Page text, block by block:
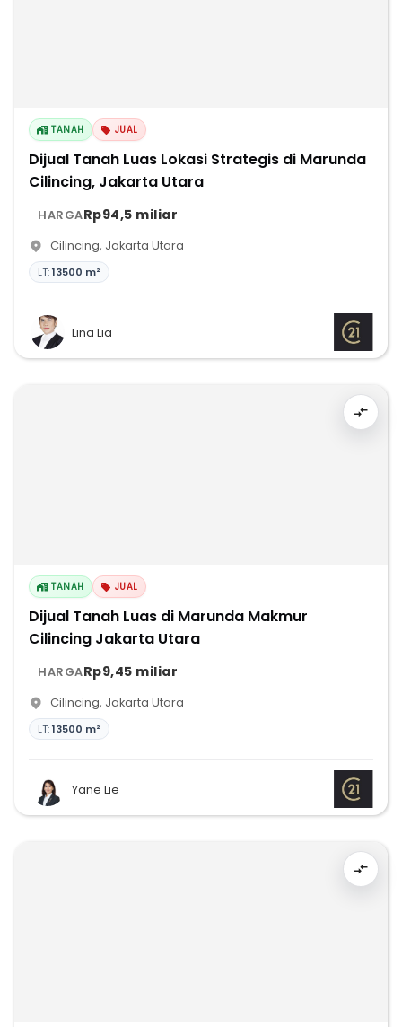
TANAH JUAL
Dijual Tanah Luas Lokasi Strategis di Marunda
Cilincing, Jakarta Utara
HARGARp94,5 miliar
Cilincing, Jakarta Utara
LT:13500 m²
Lina Lia
TANAH JUAL
Dijual Tanah Luas di Marunda Makmur
Cilincing Jakarta Utara
HARGARp9,45 miliar
Cilincing, Jakarta Utara
LT:13500 m²
Yane Lie